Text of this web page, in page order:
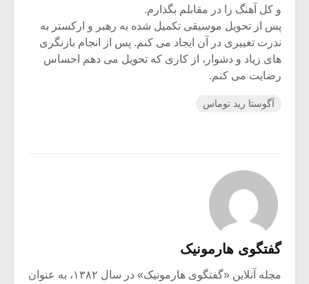
و کل آهنگ را در مقابلم بگذارم.
پس از تحویل موسیقی تکمیل شده به رهبر و ارکستر به
ندرت تغییری در آن ایجاد می کنم. پس از انجام بازنگری
های زیاد و دشوار، از کاری که تحویل می دهم احساس
رضایت می کنم.
آگوستا رید توماس
گفتگوی هارمونیک
مجله آنلاین «گفتگوی هارمونیک» در سال ۱۳۸۲، به عنوان